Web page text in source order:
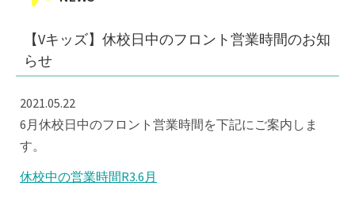
【Vキッズ】休校日中のフロント営業時間のお知
らせ
2021.05.22
6月休校日中のフロント営業時間を下記にご案内しま
す。
休校中の営業時間R3.6月